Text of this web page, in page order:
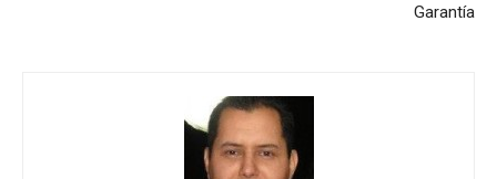
Garantía